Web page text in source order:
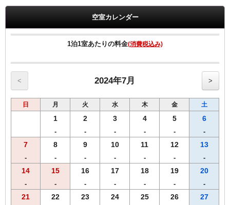
◎見たい時に視聴ができる！
◎早送り・巻き戻し可能！
※領収書にはルームシアター(VOD)の明細は載らず、ご宿泊代のみの
◆◆◆客室のご案内◆◆◆
●Wi-Fi・有線ＬＡＮ完備
●加湿空気清浄機完備
●洗浄機付きトイレ完備
●枕元にUSBコンセント設置
●薄型液晶テレビ
◆◆◆貸出備品◆◆◆
●ズボンプレッサー
●電気スタンド
■館内にランドリーコーナー設置
空室カレンダー
1泊1室あたりの料金(消費税込み)
< 2024年7月 >
日 月 火 水 木 金 土
1
-
2
-
3
-
4
-
5
-
6
-
7
-
8
-
9
-
10
-
11
-
12
-
13
-
14
-
15
-
16
-
17
-
18
-
19
-
20
-
21 22 23 24 25 26 27